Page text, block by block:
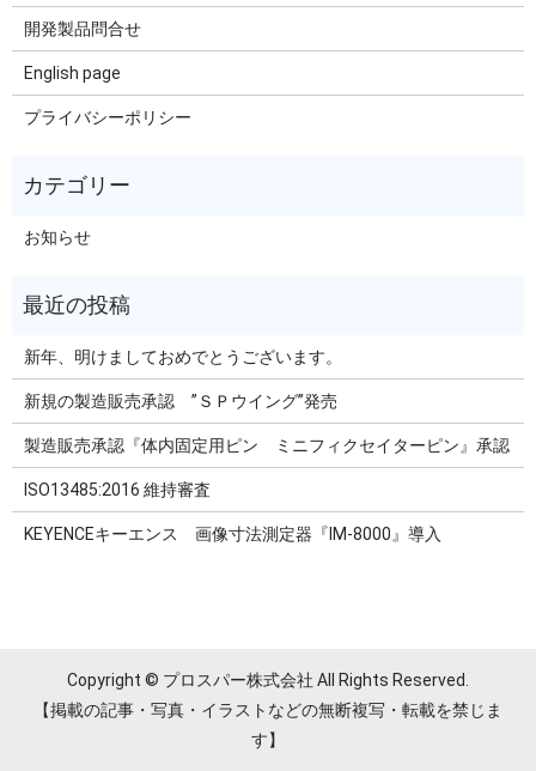
開発製品問合せ
English page
プライバシーポリシー
お知らせ
新年、明けましておめでとうございます。
新規の製造販売承認 ”ＳＰウイング”発売
製造販売承認『体内固定用ピン ミニフィクセイターピン』承認
ISO13485:2016 維持審査
KEYENCEキーエンス 画像寸法測定器『IM-8000』導入
Copyright © プロスパー株式会社 All Rights Reserved.
【掲載の記事・写真・イラストなどの無断複写・転載を禁じま
す】